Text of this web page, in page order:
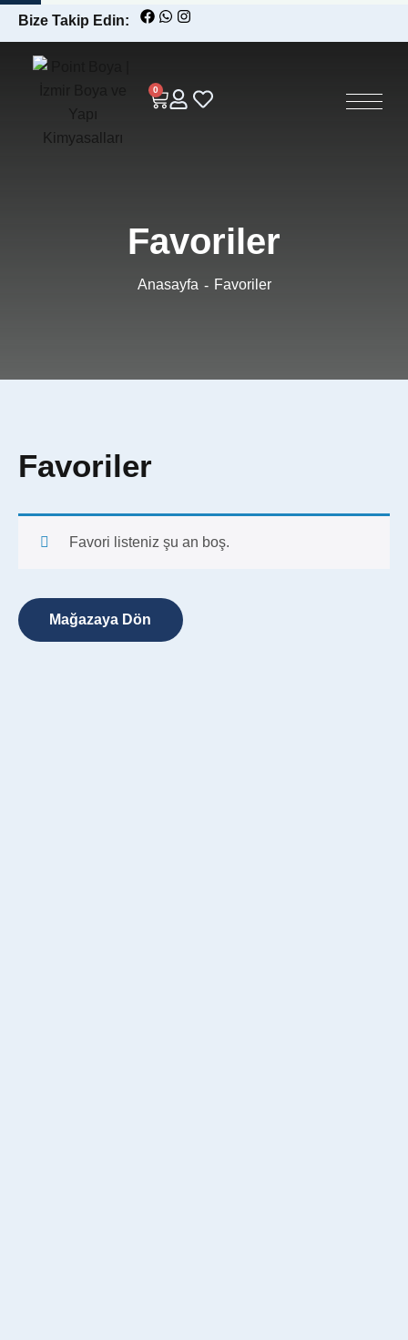
Bize Takip Edin:
0
Favoriler
Anasayfa Favoriler
Favoriler
Favori listeniz şu an boş.
Mağazaya Dön